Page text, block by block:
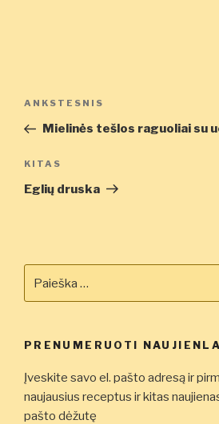
įrašų
Ankstesnis
įrašas
ANKSTESNIS
Mielinės tešlos raguoliai su
Kitas
įrašas
KITAS
Eglių druska
PRENUMERUOTI
Įveskite savo el. pašto adresą ir
naujausius receptus ir kitas
pašto dėžutę